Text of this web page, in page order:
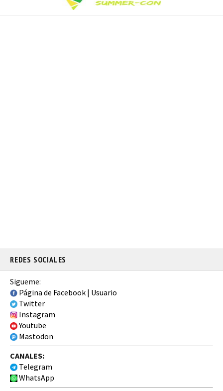
REDES SOCIALES
Sigueme:
Página de Facebook | Usuario
Twitter
Instagram
Youtube
Mastodon
CANALES:
Telegram
WhatsApp